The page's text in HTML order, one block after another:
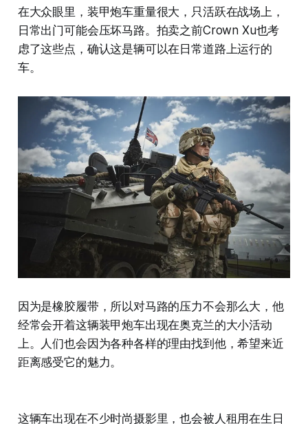
在大众眼里，装甲炮车重量很大，只活跃在战场上，
日常出门可能会压坏马路。拍卖之前Crown Xu也考
虑了这些点，确认这是辆可以在日常道路上运行的
车。
因为是橡胶履带，所以对马路的压力不会那么大，他
经常会开着这辆装甲炮车出现在奥克兰的大小活动
上。人们也会因为各种各样的理由找到他，希望来近
距离感受它的魅力。
这辆车出现在不少时尚摄影里，也会被人租用在生日